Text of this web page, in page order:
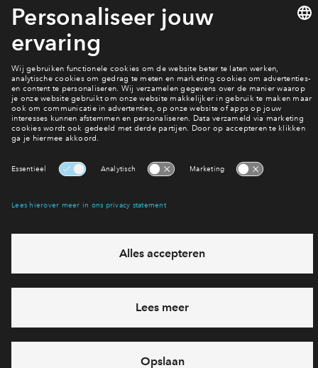
verspreid over vijf woongebouwen.
Vragen?
Neem contact met ons op
Interesse? Meld je dan snel aan
Hiermee blijf je op de hoogte van het belangrijkste nieuws en
Heb je een vraag en wil je direct antwoord? Bel ons op088 -
7122152
vandaag gesloten, vrijdag zijn we vanaf